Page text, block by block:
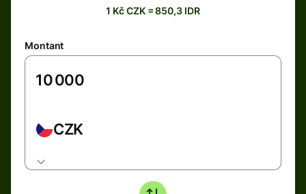
1 Kč CZK = 850,3 IDR
Montant
CZK